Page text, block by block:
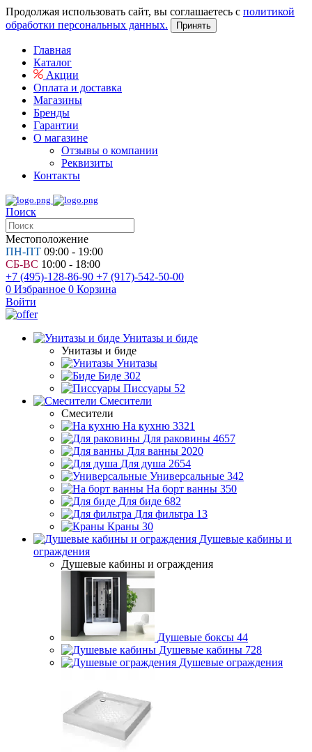
Продолжая использовать сайт, вы соглашаетесь с политикой
обработки персональных данных.
Принять
Главная
Каталог
Акции
Оплата и доставка
Магазины
Бренды
Гарантии
О магазине
Отзывы о компании
Реквизиты
Контакты
Поиск
Местоположение
ПН-ПТ 09:00 - 19:00
СБ-ВС 10:00 - 18:00
+7 (495)-128-86-90 +7 (917)-542-50-00
0 Избранное 0 Корзина
Войти
Унитазы и биде
Унитазы и биде
Унитазы
Биде 302
Писсуары 52
Смесители
Смесители
На кухню 3321
Для раковины 4657
Для ванны 2020
Для душа 2654
Универсальные 342
На борт ванны 350
Для биде 682
Для фильтра 13
Краны 30
Душевые кабины и
ограждения
Душевые кабины и ограждения
Душевые боксы 44
Душевые кабины 728
Душевые ограждения